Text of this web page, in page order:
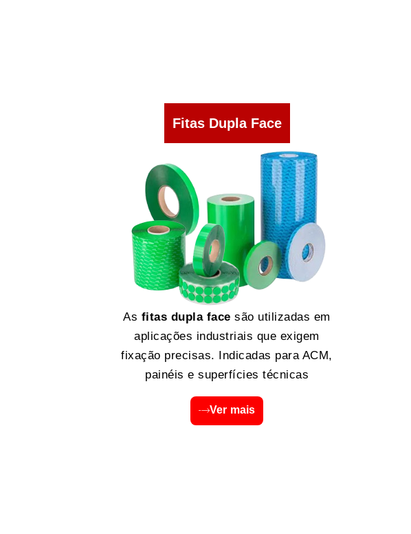
Fitas Dupla Face
As fitas dupla face são utilizadas em
aplicações industriais que exigem
fixação precisas. Indicadas para ACM,
painéis e superfícies técnicas
Ver mais